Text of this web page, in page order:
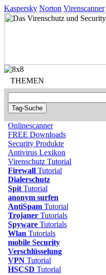
Kaspersky Norton Virenscanner
THEMEN
Onlinescanner
FREE Downloads
Security Produkte
Antivirus Lexikon
Virenschutz Tutorial
Firewall Tutorial
Dialerschutz
Spit Tutorial
anonym surfen
AntiSpam Tutorial
Trojaner Tutorials
Spyware Tutorials
Wlan Tutorials
mobile Security
Verschlüsselung
VPN Tutorial
HSCSD Tutorial